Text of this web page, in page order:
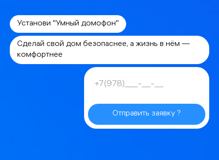
Установи "Умный домофон"
Сделай свой дом безопаснее, а жизнь в нём —
комфортнее
Отправить заявку ?